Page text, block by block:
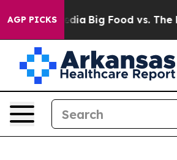
AGP PICKS
Media Big Food vs. The